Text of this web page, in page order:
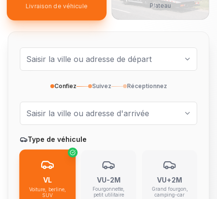
Livraison de véhicule Plateau
Confiez Suivez Réceptionnez
Type de véhicule
VL
Voiture, berline,
SUV
VU-2M
Fourgonnette,
petit utilitaire
VU+2M
Grand fourgon,
camping-car